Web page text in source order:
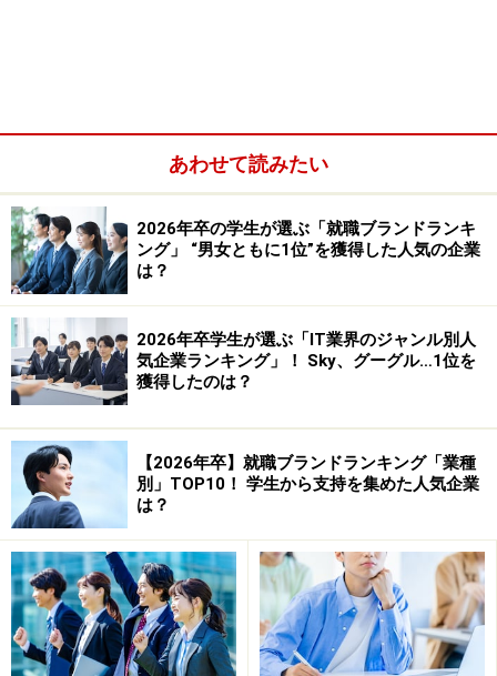
くの就職情報サイトでは「WEBセミナー」の機能はなく
なりつつある。理由はいくつかあるが最も影響するのは
YouTubeのような「無料動画投稿サイト」の存在だろ
う。もう企業は自社の会社説明動画を全国の学生に届け
るのに「お金を払う」必要がないのだ。
では実際にYouTube を企業や学生がフル活用するように
なると、採用活動や就職活動はどのように変わるのだろ
うか。
※記事内容は執筆時点のものです。最新の内容をご確認くださ
い。
次のページへ
あわせて読みたい
2026年卒の学生が選ぶ「就職ブランドランキ
ング」 “男女ともに1位”を獲得した人気の企業
は？
2026年卒学生が選ぶ「IT業界のジャンル別人
気企業ランキング」！ Sky、グーグル…1位を
獲得したのは？
【2026年卒】就職ブランドランキング「業種
別」TOP10！ 学生から支持を集めた人気企業
は？